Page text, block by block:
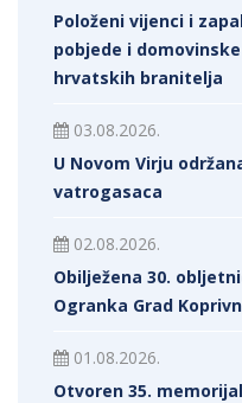
Položeni vijenci i
pobjede i
hrvatskih branitelja
03.08.2026.
U Novom Virju
vatrogasaca
02.08.2026.
Obilježena 30.
Ogranka Grad
01.08.2026.
Otvoren 35.